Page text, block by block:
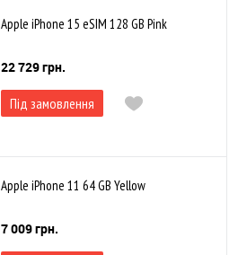
Apple iPhone 15 eSIM 128 GB Pink
22 729 грн.
Під замовлення
Apple iPhone 11 64 GB Yellow
7 009 грн.